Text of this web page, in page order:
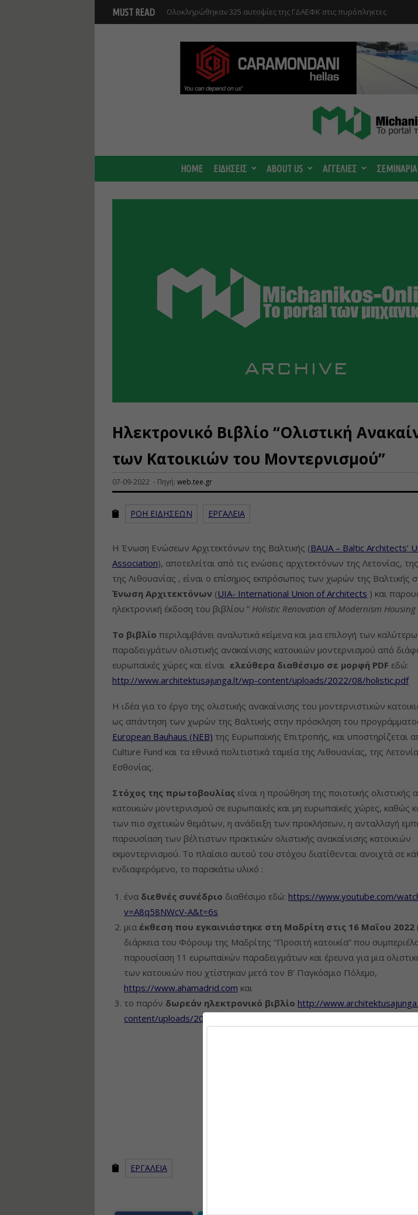
MUST READ Ολοκληρώθηκαν 325 αυτοψίες της ΓΔΑΕΦΚ στις πυρόπληκτες
HOME ΕΙΔΗΣΕΙΣ ABOUT US ΑΓΓΕΛΙΕΣ ΣΕΜΙΝΑΡΙΑ
Ηλεκτρονικό Βιβλίο “Ολιστική
των Κατοικιών του Μοντερνισμού”
07-09-2022 - Πηγή: web.tee.gr
ΡΟΗ ΕΙΔΗΣΕΩΝ ΕΡΓΑΛΕΙΑ
Η Ένωση Ενώσεων Αρχιτεκτόνων της Βαλτικής (BAUA – Baltic Architects’
Association), αποτελείται από τις ενώσεις αρχιτεκτόνων της Λετονίας,
της Λιθουανίας , είναι ο επίσημος εκπρόσωπος των χωρών της Βαλτικής
Ένωση Αρχιτεκτόνων (UIA- International Union of Architects ) και
ηλεκτρονική έκδοση του βιβλίου ” Holistic Renovation of Modernism Housing
Το βιβλίο περιλαμβάνει αναλυτικά κείμενα και μια επιλογή των
παραδειγμάτων ολιστικής ανακαίνισης κατοικιών μοντερνισμού από
ευρωπαϊκές χώρες και είναι ελεύθερα διαθέσιμο σε μορφή PDF εδώ:
http://www.architektusajunga.lt/wp-content/uploads/2022/08/holistic.pdf
Η ιδέα για το έργο της ολιστικής ανακαίνισης του μοντερνιστικών
ως απάντηση των χωρών της Βαλτικής στην πρόσκληση του
European Bauhaus (NEB) της Ευρωπαϊκής Επιτροπής, και υποστηρίζεται
Culture Fund και τα εθνικά πολιτιστικά ταμεία της Λιθουανίας, της
Εσθονίας.
Στόχος της πρωτοβουλίας είναι η προώθηση της ποιοτικής ολιστικής
κατοικιών μοντερνισμού σε ευρωπαϊκές και μη ευρωπαϊκές χώρες, καθώς
των πιο σχετικών θεμάτων, η ανάδειξη των προκλήσεων, η ανταλλαγή
παρουσίαση των βέλτιστων πρακτικών ολιστικής ανακαίνισης κατοικιών
εκμοντερνισμού. Το πλαίσιο αυτού του στόχου διατίθενται ανοιχτά σε
ενδιαφερόμενο, το παρακάτω υλικό :
ένα διεθνές συνέδριο διαθέσιμο εδώ: https://www.youtube.com/
v=A8q58NWcV-A&t=6s
μια έκθεση που εγκαινιάστηκε στη Μαδρίτη στις 16 Μαΐου 2022
διάρκεια του Φόρουμ της Μαδρίτης “Προσιτή κατοικία” που
παρουσίαση 11 ευρωπαϊκών παραδειγμάτων και έρευνα για μια
των κατοικιών που χτίστηκαν μετά τον Β’ Παγκόσμιο Πόλεμο,
https://www.ahamadrid.com και
το παρόν δωρεάν ηλεκτρονικό βιβλίο http://
content/uploads/2022/08/holistic.pdf
ΕΡΓΑΛΕΙΑ